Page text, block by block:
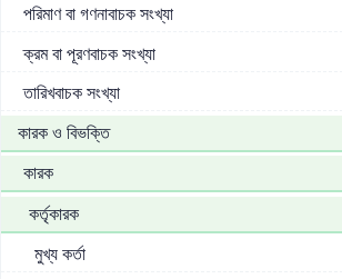
পরিমাণ বা গণনাবাচক সংখ্যা
ক্রম বা পূরণবাচক সংখ্যা
তারিখবাচক সংখ্যা
কারক ও বিভক্তি
কারক
কর্তৃকারক
মুখ্য কর্তা